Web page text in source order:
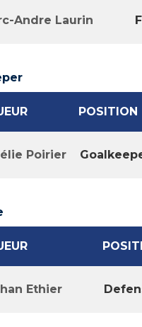
Andre Laurin
POSITION
Poirier
Ethier